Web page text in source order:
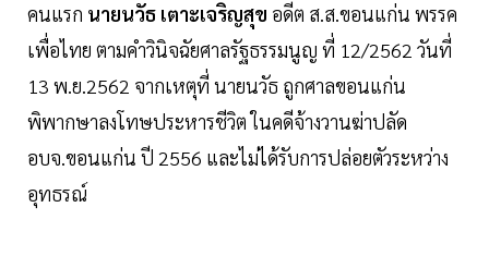
คนแรก นายนวัธ เตาะเจริญสุข อดีต ส.ส.ขอนแก่น พรรค
เพื่อไทย ตามคำวินิจฉัยศาลรัฐธรรมนูญ ที่ 12/2562 วันที่
13 พ.ย.2562 จากเหตุที่ นายนวัธ ถูกศาลขอนแก่น
พิพากษาลงโทษประหารชีวิต ในคดีจ้างวานฆ่าปลัด
อบจ.ขอนแก่น ปี 2556 และไม่ได้รับการปล่อยตัวระหว่าง
อุทธรณ์